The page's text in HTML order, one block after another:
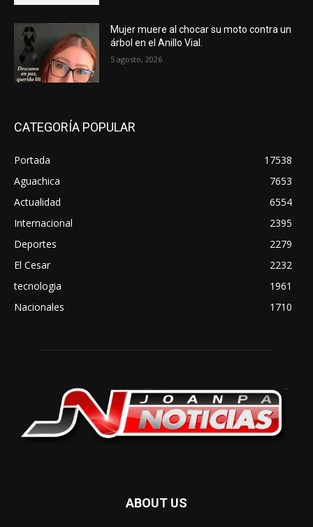
Mujer muere al chocar su moto contra un
árbol en el Anillo Vial.
5 agosto, 2026
CATEGORÍA POPULAR
Portada
17538
Aguachica
7653
Actualidad
6554
Internacional
2395
Deportes
2279
El Cesar
2232
tecnologia
1961
Nacionales
1710
ABOUT US